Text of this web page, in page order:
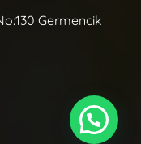
Germencik